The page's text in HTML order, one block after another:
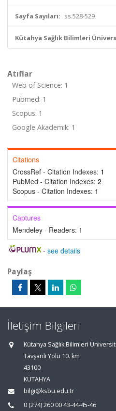
Sayfa Sayıları: ss.528-529
Kütahya Sağlık Bilimleri
Atıflar
Web of Science: 1
Pubmed: 1
Scopus: 1
Google Akademik: 1
Citations
CrossRef - Citation Indexes: 1
PubMed - Citation Indexes: 2
Scopus - Citation Indexes: 1
Captures
Mendeley - Readers: 1
- see details
Paylaş
İletişim Bilgileri
Kütahya Sağlık Bilimleri
Tavşanlı Yolu 10. km
43100
KÜTAHYA
bilgi@ksbu.edu.tr
0 (274) 260 00 43-44-45-46